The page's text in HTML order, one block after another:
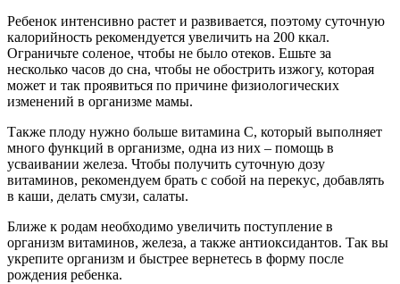
Ребенок интенсивно растет и развивается, поэтому суточную
калорийность рекомендуется увеличить на 200 ккал.
Ограничьте соленое, чтобы не было отеков. Ешьте за
несколько часов до сна, чтобы не обострить изжогу, которая
может и так проявиться по причине физиологических
изменений в организме мамы.
Также плоду нужно больше витамина С, который выполняет
много функций в организме, одна из них – помощь в
усваивании железа. Чтобы получить суточную дозу
витаминов, рекомендуем брать с собой на перекус, добавлять
в каши, делать смузи, салаты.
Ближе к родам необходимо увеличить поступление в
организм витаминов, железа, а также антиоксидантов. Так вы
укрепите организм и быстрее вернетесь в форму после
рождения ребенка.